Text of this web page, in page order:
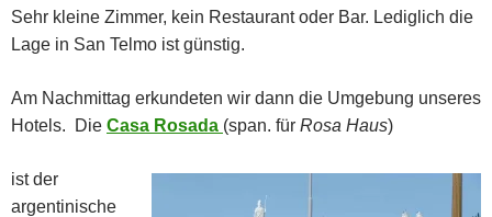
Sehr kleine Zimmer, kein Restaurant oder Bar. Lediglich die
Lage in San Telmo ist günstig.
Am Nachmittag erkundeten wir dann die Umgebung unseres
Hotels. Die Casa Rosada (span. für Rosa Haus)
ist der
argentinische